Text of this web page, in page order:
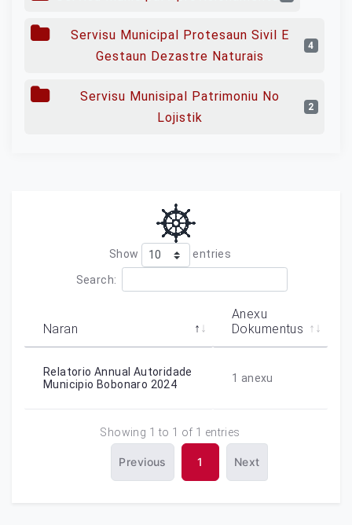
Servisu Municipal Protesaun Sivil E
Gestaun Dezastre Naturais
4
Servisu Munisipal Patrimoniu No
Lojistik
2
Show entries
Search:
Naran
Anexu
Dokumentus
Relatorio Annual Autoridade
Municipio Bobonaro 2024
1 anexu
Showing 1 to 1 of 1 entries
Previous 1 Next